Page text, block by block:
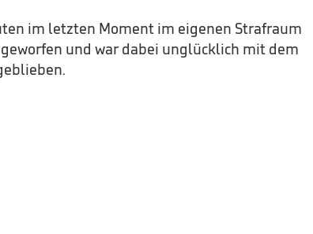
im letzten Moment im eigenen Strafraum
geworfen und war dabei unglücklich mit dem